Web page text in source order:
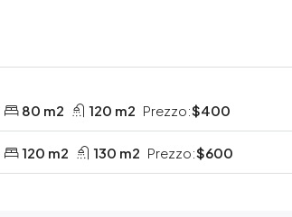
80 m2 120 m2 Prezzo:$400
120 m2 130 m2 Prezzo:$600